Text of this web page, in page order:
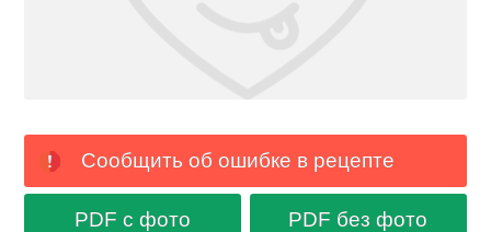
Сообщить об ошибке в рецепте
PDF с фото PDF без фото